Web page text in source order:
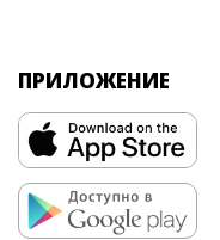
ПРИЛОЖЕНИЕ